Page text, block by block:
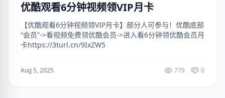
优酷观看6分钟视频领VIP月卡
【优酷观看6分钟视频领VIP月卡】部分人可参与！优酷底部
“会员”->看视频免费领优酷会员->进入看6分钟领优酷会员月
卡https://3turl.cn/9IxZW5
Aug 5, 2025 779 0